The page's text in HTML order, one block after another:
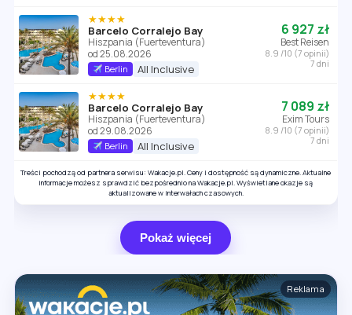
★★★★
Barcelo Corralejo Bay
Hiszpania (Fuerteventura)
od 25.08.2026
Berlin All Inclusive
6 927 zł
Best Reisen
8.9 /10 (7 opinii)
7 dni
★★★★
Barcelo Corralejo Bay
Hiszpania (Fuerteventura)
od 29.08.2026
Berlin All Inclusive
7 089 zł
Exim Tours
8.9 /10 (7 opinii)
7 dni
Treści pochodzą od partnera serwisu: Wakacje.pl. Ceny i dostępność są dynamiczne. Aktualne
informacje możesz sprawdzić bezpośrednio na Wakacje.pl. Wyświetlane okazje są
aktualizowane w interwałach czasowych.
Pokaż więcej
Reklama